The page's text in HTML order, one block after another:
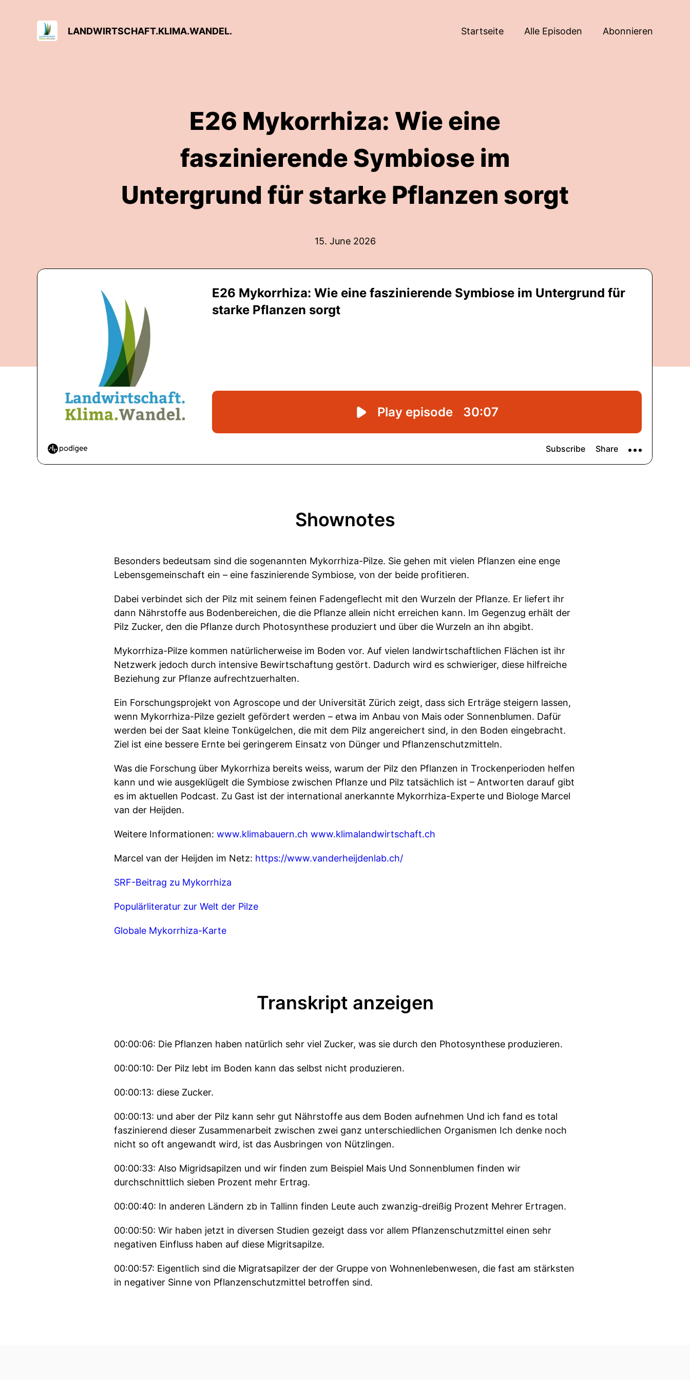
LANDWIRTSCHAFT.KLIMA.WANDEL. Startseite Alle Episoden Abonnieren
E26 Mykorrhiza: Wie eine
faszinierende Symbiose im
Untergrund für starke Pflanzen sorgt
15. June 2026
Shownotes
Besonders bedeutsam sind die sogenannten Mykorrhiza-Pilze. Sie gehen mit vielen Pflanzen eine enge
Lebensgemeinschaft ein – eine faszinierende Symbiose, von der beide profitieren.
Dabei verbindet sich der Pilz mit seinem feinen Fadengeflecht mit den Wurzeln der Pflanze. Er liefert ihr
dann Nährstoffe aus Bodenbereichen, die die Pflanze allein nicht erreichen kann. Im Gegenzug erhält der
Pilz Zucker, den die Pflanze durch Photosynthese produziert und über die Wurzeln an ihn abgibt.
Mykorrhiza-Pilze kommen natürlicherweise im Boden vor. Auf vielen landwirtschaftlichen Flächen ist ihr
Netzwerk jedoch durch intensive Bewirtschaftung gestört. Dadurch wird es schwieriger, diese hilfreiche
Beziehung zur Pflanze aufrechtzuerhalten.
Ein Forschungsprojekt von Agroscope und der Universität Zürich zeigt, dass sich Erträge steigern lassen,
wenn Mykorrhiza-Pilze gezielt gefördert werden – etwa im Anbau von Mais oder Sonnenblumen. Dafür
werden bei der Saat kleine Tonkügelchen, die mit dem Pilz angereichert sind, in den Boden eingebracht.
Ziel ist eine bessere Ernte bei geringerem Einsatz von Dünger und Pflanzenschutzmitteln.
Was die Forschung über Mykorrhiza bereits weiss, warum der Pilz den Pflanzen in Trockenperioden helfen
kann und wie ausgeklügelt die Symbiose zwischen Pflanze und Pilz tatsächlich ist – Antworten darauf gibt
es im aktuellen Podcast. Zu Gast ist der international anerkannte Mykorrhiza-Experte und Biologe Marcel
van der Heijden.
Weitere Informationen: www.klimabauern.ch www.klimalandwirtschaft.ch
Marcel van der Heijden im Netz: https://www.vanderheijdenlab.ch/
SRF-Beitrag zu Mykorrhiza
Populärliteratur zur Welt der Pilze
Globale Mykorrhiza-Karte
Transkript anzeigen
00:00:06: Die Pflanzen haben natürlich sehr viel Zucker, was sie durch den Photosynthese produzieren.
00:00:10: Der Pilz lebt im Boden kann das selbst nicht produzieren.
00:00:13: diese Zucker.
00:00:13: und aber der Pilz kann sehr gut Nährstoffe aus dem Boden aufnehmen Und ich fand es total
faszinierend dieser Zusammenarbeit zwischen zwei ganz unterschiedlichen Organismen Ich denke noch
nicht so oft angewandt wird, ist das Ausbringen von Nützlingen.
00:00:33: Also Migridsapilzen und wir finden zum Beispiel Mais Und Sonnenblumen finden wir
durchschnittlich sieben Prozent mehr Ertrag.
00:00:40: In anderen Ländern zb in Tallinn finden Leute auch zwanzig-dreißig Prozent Mehrer Ertragen.
00:00:50: Wir haben jetzt in diversen Studien gezeigt dass vor allem Pflanzenschutzmittel einen sehr
negativen Einfluss haben auf diese Migritsapilze.
00:00:57: Eigentlich sind die Migratsapilzer der der Gruppe von Wohnenlebenwesen, die fast am stärksten
in negativer Sinne von Pflanzenschutzmittel betroffen sind.